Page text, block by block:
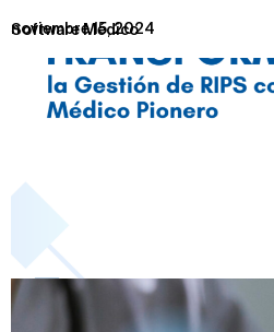
noviembre 15, 2024
Software Médico